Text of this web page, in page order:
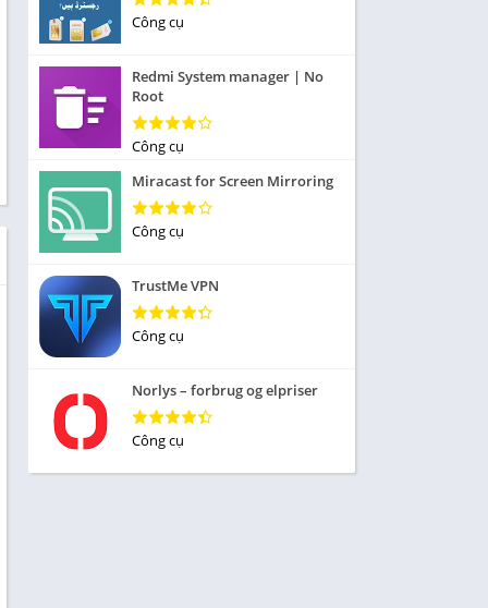
chí
cái
Từ
Yêu thích
Ghép hình
Cuộc đua
Nhập vai
Mô phỏng
Chiến lược
Trả lời câu hỏi
Công cụ
Redmi System manager | No
Root
Công cụ
Miracast for Screen Mirroring
Công cụ
TrustMe VPN
Công cụ
Norlys – forbrug og elpriser
Công cụ